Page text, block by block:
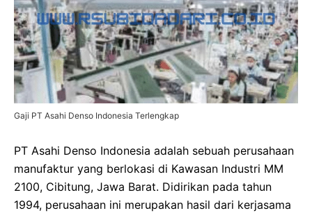
Gaji PT Asahi Denso Indonesia Terlengkap
PT Asahi Denso Indonesia adalah sebuah perusahaan
manufaktur yang berlokasi di Kawasan Industri MM
2100, Cibitung, Jawa Barat. Didirikan pada tahun
1994, perusahaan ini merupakan hasil dari kerjasama